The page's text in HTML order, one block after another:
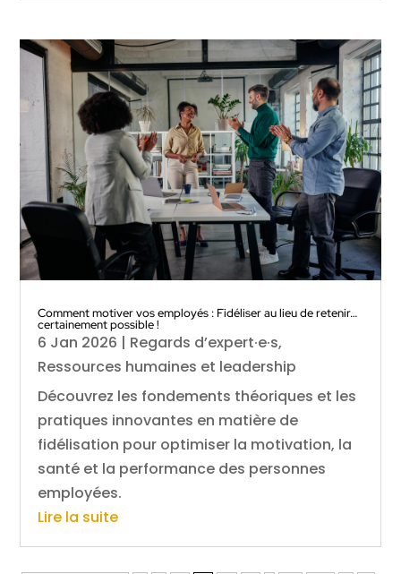
Comment motiver vos employés : Fidéliser au lieu de retenir…
certainement possible !
6 Jan 2026 | Regards d’expert·e·s,
Ressources humaines et leadership
Découvrez les fondements théoriques et les
pratiques innovantes en matière de
fidélisation pour optimiser la motivation, la
santé et la performance des personnes
employées.
Lire la suite